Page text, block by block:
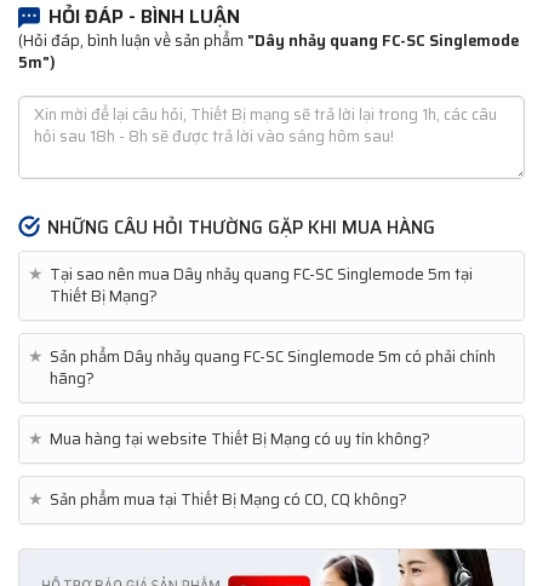
HỎI ĐÁP - BÌNH LUẬN
(Hỏi đáp, bình luận về sản phẩm "Dây nhảy quang FC-SC Singlemode
5m")
NHỮNG CÂU HỎI THƯỜNG GẶP KHI MUA HÀNG
★ Tại sao nên mua Dây nhảy quang FC-SC Singlemode 5m tại
Thiết Bị Mạng?
★ Sản phẩm Dây nhảy quang FC-SC Singlemode 5m có phải chính
hãng?
★ Mua hàng tại website Thiết Bị Mạng có uy tín không?
★ Sản phẩm mua tại Thiết Bị Mạng có CO, CQ không?